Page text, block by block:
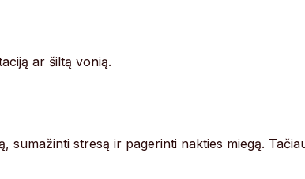
ar šiltą vonią.
sumažinti stresą ir pagerinti nakties miegą.